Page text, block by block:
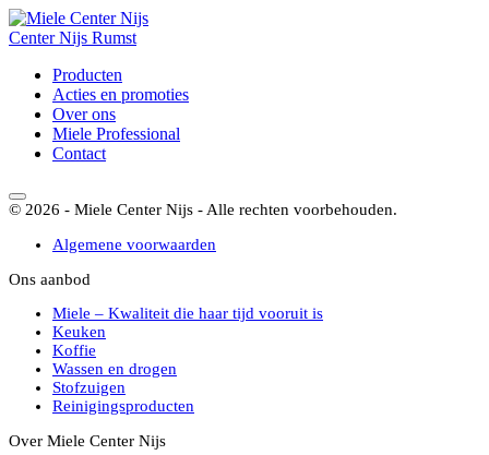
CenterNijs Rumst
Producten
Acties en promoties
Over ons
Miele Professional
Contact
© 2026 - Miele Center Nijs - Alle rechten voorbehouden.
Algemene voorwaarden
Ons aanbod
Miele – Kwaliteit die haar tijd vooruit is
Keuken
Koffie
Wassen en drogen
Stofzuigen
Reinigingsproducten
Over Miele Center Nijs